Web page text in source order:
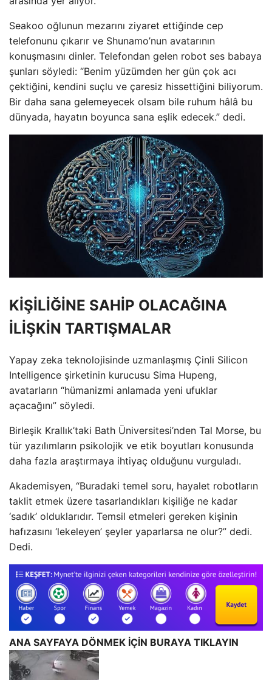
Seakoo oğlunun mezarını ziyaret ettiğinde cep
telefonunu çıkarır ve Shunamo’nun avatarının
konuşmasını dinler. Telefondan gelen robot ses babaya
şunları söyledi: “Benim yüzümden her gün çok acı
çektiğini, kendini suçlu ve çaresiz hissettiğini biliyorum.
Bir daha sana gelemeyecek olsam bile ruhum hâlâ bu
dünyada, hayatın boyunca sana eşlik edecek.” dedi.
KİŞİLİĞİNE SAHİP OLACAĞINA
İLİŞKİN TARTIŞMALAR
Yapay zeka teknolojisinde uzmanlaşmış Çinli Silicon
Intelligence şirketinin kurucusu Sima Hupeng,
avatarların “hümanizmi anlamada yeni ufuklar
açacağını” söyledi.
Birleşik Krallık’taki Bath Üniversitesi’nden Tal Morse, bu
tür yazılımların psikolojik ve etik boyutları konusunda
daha fazla araştırmaya ihtiyaç olduğunu vurguladı.
Akademisyen, “Buradaki temel soru, hayalet robotların
taklit etmek üzere tasarlandıkları kişiliğe ne kadar
‘sadık’ olduklarıdır. Temsil etmeleri gereken kişinin
hafızasını ‘lekeleyen’ şeyler yaparlarsa ne olur?” dedi.
Dedi.
ANA SAYFAYA DÖNMEK İÇİN BURAYA TIKLAYIN